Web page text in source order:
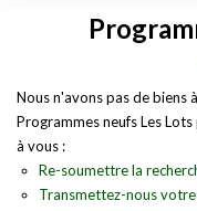
Type de bien
Rayon
Nous n'avons pas de biens
Programmes neufs Les
à vous :
Re-soumettre la
Transmettez-nous